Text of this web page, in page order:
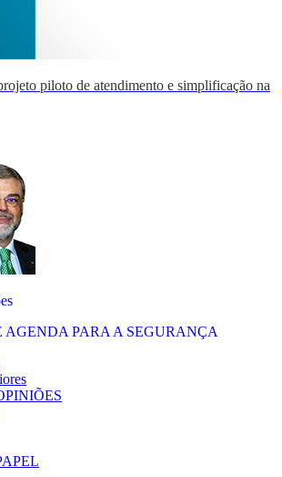
piloto de atendimento e simplificação na
AGENDA PARA A SEGURANÇA